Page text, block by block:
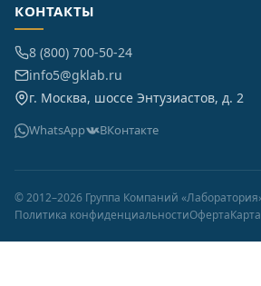
КОНТАКТЫ
8 (800) 700-50-24
info5@gklab.ru
г. Москва, шоссе Энтузиастов, д. 2
WhatsApp ВКонтакте
© 2012–2026 Группа Компаний
Политика конфиденциальностиОферта